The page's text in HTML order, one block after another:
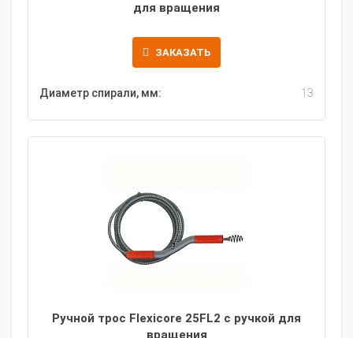
для вращения
ЗАКАЗАТЬ
Диаметр спирали, мм: 13
Ручной трос Flexicore 25FL2 с ручкой для
вращения